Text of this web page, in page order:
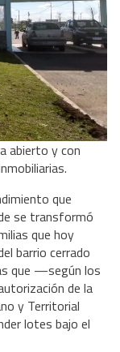
abierto y con
que
se transformó
que hoy
barrio cerrado
que —según los
de la
y Territorial
lotes bajo el